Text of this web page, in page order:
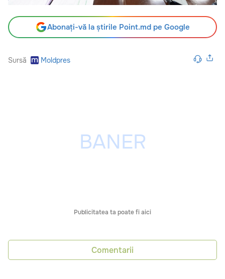
Abonați-vă la știrile Point.md pe Google
Sursă Moldpres
Publicitatea ta poate fi aici
Comentarii